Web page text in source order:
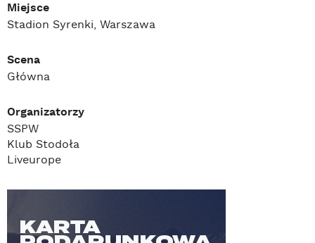
Miejsce
Stadion Syrenki, Warszawa
Scena
Główna
Organizatorzy
SSPW
Klub Stodoła
Liveurope